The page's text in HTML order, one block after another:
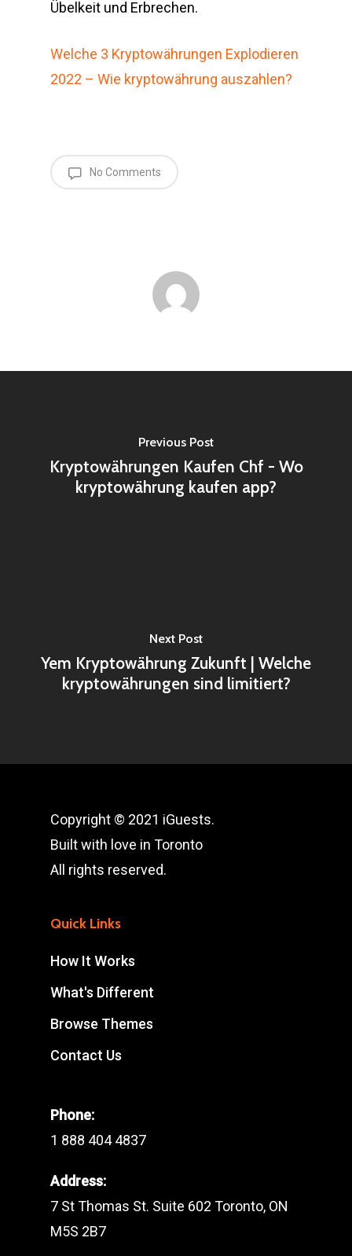
Übelkeit und Erbrechen.
Welche 3 Kryptowährungen Explodieren
2022 – Wie kryptowährung auszahlen?
No Comments
Previous Post
Kryptowährungen Kaufen Chf - Wo
kryptowährung kaufen app?
Next Post
Yem Kryptowährung Zukunft | Welche
kryptowährungen sind limitiert?
Copyright © 2021 iGuests.
Built with love in Toronto
All rights reserved.
Quick Links
How It Works
What's Different
Browse Themes
Contact Us
Phone:
1 888 404 4837
Address:
7 St Thomas St. Suite 602 Toronto, ON
M5S 2B7